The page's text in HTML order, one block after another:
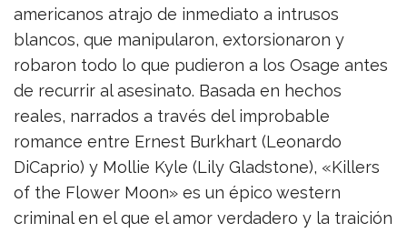
americanos atrajo de inmediato a intrusos
blancos, que manipularon, extorsionaron y
robaron todo lo que pudieron a los Osage antes
de recurrir al asesinato. Basada en hechos
reales, narrados a través del improbable
romance entre Ernest Burkhart (Leonardo
DiCaprio) y Mollie Kyle (Lily Gladstone), «Killers
of the Flower Moon» es un épico western
criminal en el que el amor verdadero y la traición